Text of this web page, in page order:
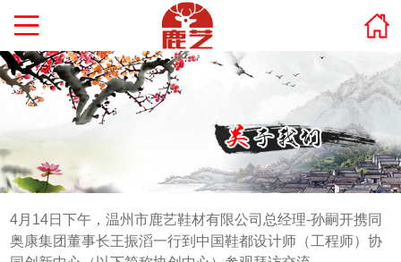
4月14日下午，温州市鹿艺鞋材有限公司总经理-孙嗣开携同
奥康集团董事长王振滔一行到中国鞋都设计师（工程师）协